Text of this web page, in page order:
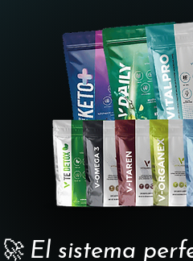
🚀 El sistema